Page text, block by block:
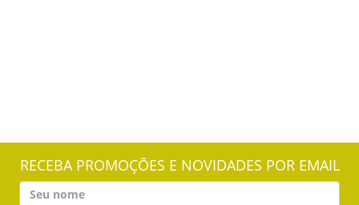
RECEBA PROMOÇÕES E NOVIDADES POR EMAIL